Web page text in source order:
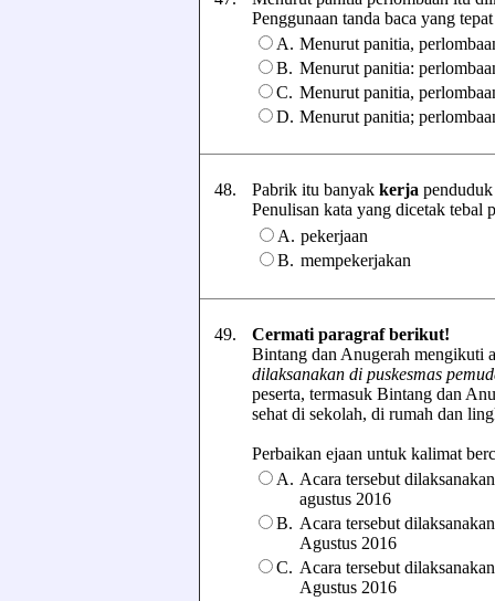
Penggunaan tanda baca yang
A. Menurut panitia,
B. Menurut panitia:
C. Menurut panitia,
D. Menurut panitia;
48. Pabrik itu banyak kerja
Penulisan kata yang dicetak tebal
A. pekerjaan
B. mempekerjakan
49.
Cermati paragraf berikut!
Bintang dan Anugerah
dilaksanakan di puskesmas
peserta, termasuk Bintang dan
sehat di sekolah, di rumah dan
Perbaikan ejaan untuk kalimat
A. Acara tersebut
agustus 2016
B. Acara tersebut
Agustus 2016
C. Acara tersebut
Agustus 2016